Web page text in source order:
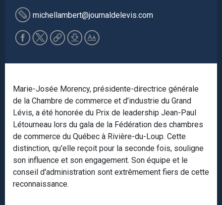
michellambert@journaldelevis.com
Marie-Josée Morency, présidente-directrice générale
de la Chambre de commerce et d’industrie du Grand
Lévis, a été honorée du Prix de leadership Jean-Paul
Létourneau lors du gala de la Fédération des chambres
de commerce du Québec à Rivière-du-Loup. Cette
distinction, qu'elle reçoit pour la seconde fois, souligne
son influence et son engagement. Son équipe et le
conseil d'administration sont extrêmement fiers de cette
reconnaissance.